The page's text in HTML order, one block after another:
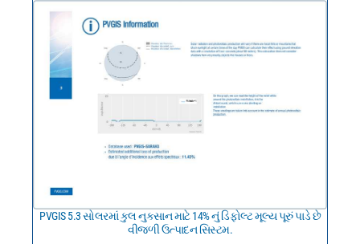
PVGIS 5.3 સોલરમાં કુલ નુકસાન માટે 14% નું ડિફોલ્ટ મૂલ્ય પૂરું પાડે છે
વીજળી ઉત્પાદન સિસ્ટમ.